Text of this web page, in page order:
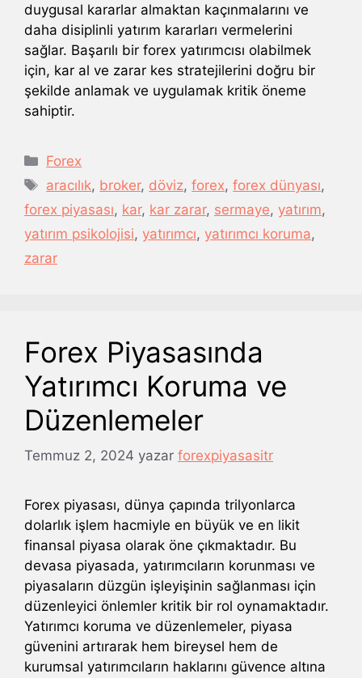
duygusal kararlar almaktan kaçınmalarını ve
daha disiplinli yatırım kararları vermelerini
sağlar. Başarılı bir forex yatırımcısı olabilmek
için, kar al ve zarar kes stratejilerini doğru bir
şekilde anlamak ve uygulamak kritik öneme
sahiptir.
Kategoriler
Forex
Etiketler
aracılık, broker, döviz,forex,forex dünyası,
forex piyasası, kar, kar zarar, sermaye, yatırım,
yatırım psikolojisi, yatırımcı, yatırımcı koruma,
zarar
Forex Piyasasında
Yatırımcı Koruma ve
Düzenlemeler
Temmuz 2, 2024 yazar forexpiyasasitr
Forex piyasası, dünya çapında trilyonlarca
dolarlık işlem hacmiyle en büyük ve en likit
finansal piyasa olarak öne çıkmaktadır. Bu
devasa piyasada, yatırımcıların korunması ve
piyasaların düzgün işleyişinin sağlanması için
düzenleyici önlemler kritik bir rol oynamaktadır.
Yatırımcı koruma ve düzenlemeler, piyasa
güvenini artırarak hem bireysel hem de
kurumsal yatırımcıların haklarını güvence altına